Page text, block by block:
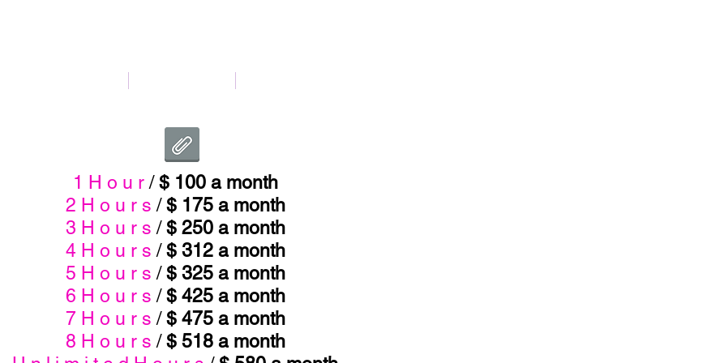
1 H o u r/$ 100 a month
2 H o u r s /$ 175 a month
3 H o u r s /$ 250 a month
4 H o u r s /$ 312 a month
5 H o u r s /$ 325 a month
6 H o u r s /$ 425 a month
7 H o u r s /$ 475 a month
8 H o u r s /$ 518 a month